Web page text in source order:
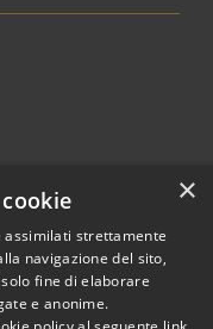
© 2026 • Comune di
×
assimilati strettamente
navigazione del sito,
fine di elaborare
e anonime.